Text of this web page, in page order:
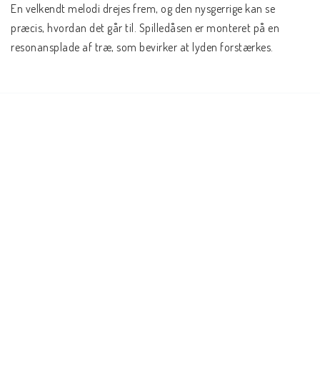
En velkendt melodi drejes frem, og den nysgerrige kan se
præcis, hvordan det går til. Spilledåsen er monteret på en
resonansplade af træ, som bevirker at lyden forstærkes.